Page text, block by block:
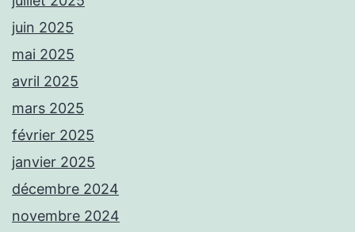
juin 2025
mai 2025
avril 2025
mars 2025
février 2025
janvier 2025
décembre 2024
novembre 2024